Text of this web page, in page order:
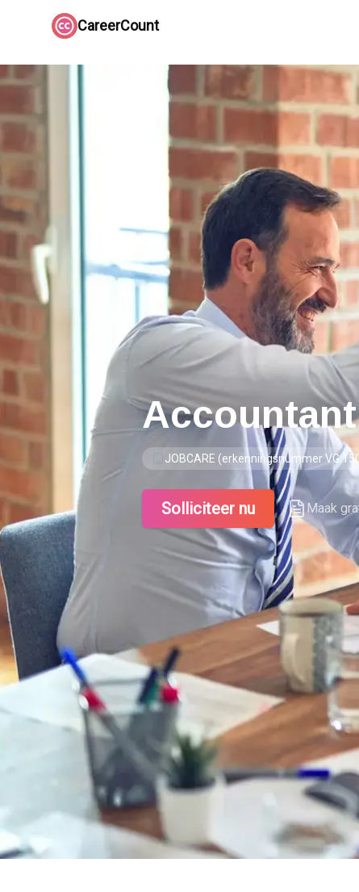
CareerCount
Accountant
JOBCARE (erkenningsnummer
Solliciteer nu Maak